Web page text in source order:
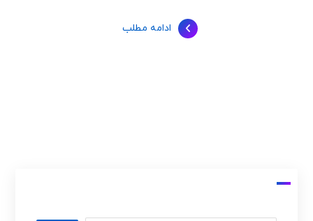
ادامه مطلب